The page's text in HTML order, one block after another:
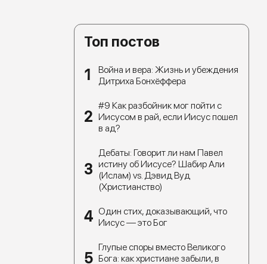
Топ постов
Война и вера: Жизнь и убеждения
Дитриха Бонхёффера
#9 Как разбойник мог пойти с
Иисусом в рай, если Иисус пошел
в ад?
Дебаты: Говорит ли нам Павел
истину об Иисусе? Шабир Али
(Ислам) vs. Дэвид Вуд
(Христианство)
Один стих, доказывающий, что
Иисус — это Бог
Глупые споры вместо Великого
Бога: как христиане забыли, в